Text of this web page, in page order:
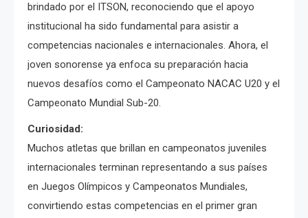
brindado por el ITSON, reconociendo que el apoyo
institucional ha sido fundamental para asistir a
competencias nacionales e internacionales. Ahora, el
joven sonorense ya enfoca su preparación hacia
nuevos desafíos como el Campeonato NACAC U20 y el
Campeonato Mundial Sub-20.
Curiosidad:
Muchos atletas que brillan en campeonatos juveniles
internacionales terminan representando a sus países
en Juegos Olímpicos y Campeonatos Mundiales,
convirtiendo estas competencias en el primer gran